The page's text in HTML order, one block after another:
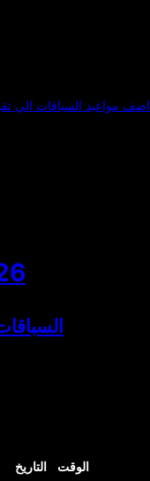
اضف مواعيد السباقات الي
التاريخ
الوقت